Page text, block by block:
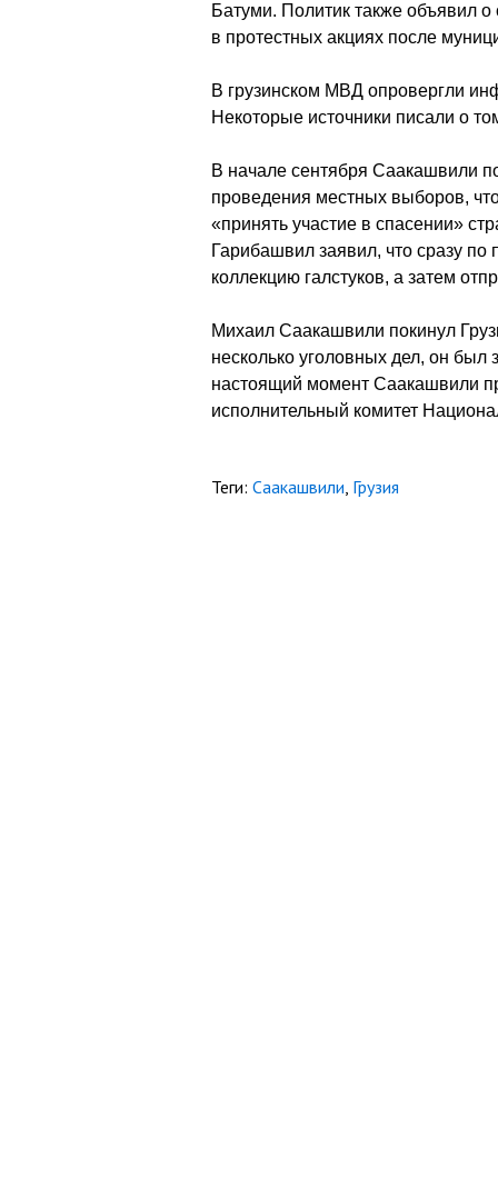
Батуми. Политик также объявил
в протестных акциях после
В грузинском МВД опровергли
Некоторые источники писали о
В начале сентября Саакашвили
проведения местных выборов,
«принять участие в спасении»
Гарибашвил заявил, что сразу
коллекцию галстуков, а затем
Михаил Саакашвили покинул
несколько уголовных дел, он
настоящий момент Саакашвили
исполнительный комитет
Теги: Саакашвили, Грузия